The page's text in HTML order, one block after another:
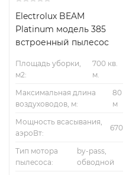
Electrolux BEAM
Platinum модель 385
встроенный пылесос
Площадь уборки,
м2:
700 кв.
м.
Максимальная длина
воздуховодов, м:
80
м
Мощность всасывания,
аэроВт:
670
Тип мотора
пылесоса:
by-pass,
обводной